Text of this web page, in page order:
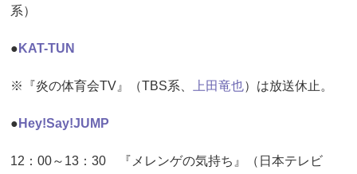
系）
● KAT-TUN
※『炎の体育会TV』（TBS系、 上田竜也）は放送休止。
● Hey!Say!JUMP
12：00～13：30 『メレンゲの気持ち』（日本テレビ